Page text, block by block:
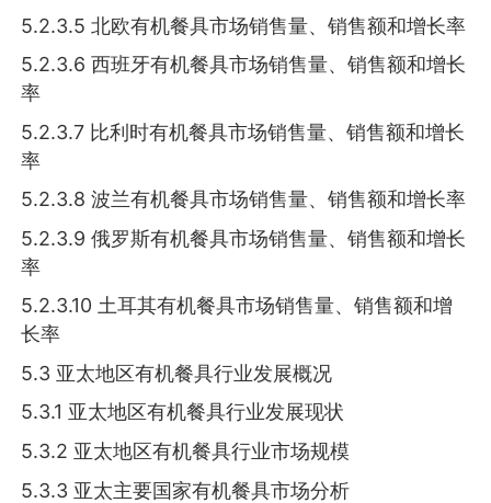
5.2.3.5 北欧有机餐具市场销售量、销售额和增长率
5.2.3.6 西班牙有机餐具市场销售量、销售额和增长
率
5.2.3.7 比利时有机餐具市场销售量、销售额和增长
率
5.2.3.8 波兰有机餐具市场销售量、销售额和增长率
5.2.3.9 俄罗斯有机餐具市场销售量、销售额和增长
率
5.2.3.10 土耳其有机餐具市场销售量、销售额和增
长率
5.3 亚太地区有机餐具行业发展概况
5.3.1 亚太地区有机餐具行业发展现状
5.3.2 亚太地区有机餐具行业市场规模
5.3.3 亚太主要国家有机餐具市场分析